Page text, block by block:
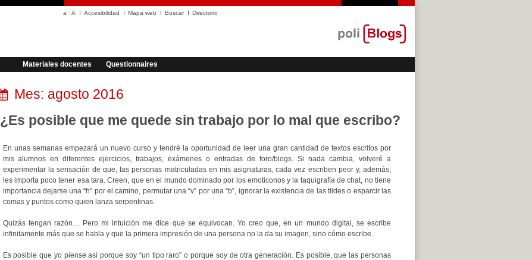
a ·A Accesibilidad Mapa web Buscar Directorio
Materiales docentes Questionnaires
Mes: agosto 2016
¿Es posible que me quede sin trabajo por lo mal que escribo?
En unas semanas empezará un nuevo curso y tendré la oportunidad de leer una gran cantidad de textos escritos por
mis alumnos en diferentes ejercicios, trabajos, exámenes o entradas de foro/blogs. Si nada cambia, volveré a
experimentar la sensación de que, las personas matriculadas en mis asignaturas, cada vez escriben peor y, además,
les importa poco tener esa tara. Creen, que en el mundo dominado por los emoticonos y la taquigrafía de chat, no tiene
importancia dejarse una “h” por el camino, permutar una “v” por una “b”, ignorar la existencia de las tildes o esparcir las
comas y puntos como quien lanza serpentinas.
Quizás tengan razón… Pero mi intuición me dice que se equivocan. Yo creo que, en un mundo digital, se escribe
infinitamente más que se habla y que la primera impresión de una persona no la da su imagen, sino cómo escribe.
Es posible que yo piense así porque soy “un tipo raro” o porque soy de otra generación. Es posible, que las personas